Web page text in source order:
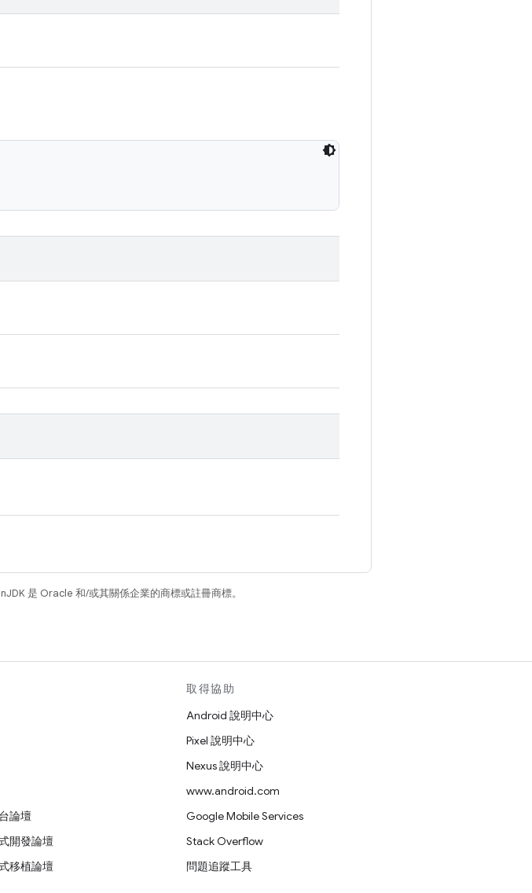
是 Oracle 和/或其關係企業的商標或註冊商標。
論壇
開發論壇
移植論壇
取得協助
Android 說明中心
Pixel 說明中心
Nexus 說明中心
www.android.com
Google Mobile Services
Stack Overflow
問題追蹤工具